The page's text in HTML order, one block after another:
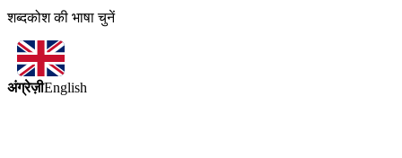
शब्दकोश की भाषा चुनें
अंग्रेज़ीEnglish